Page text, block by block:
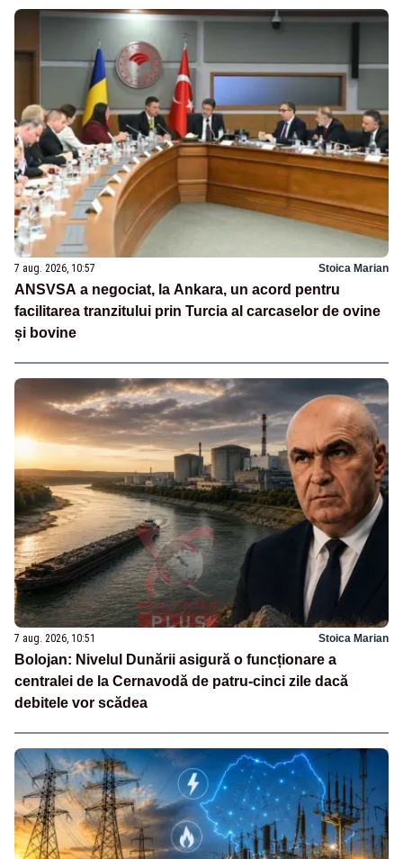
7 aug. 2026, 10:57 Stoica Marian
ANSVSA a negociat, la Ankara, un acord pentru
facilitarea tranzitului prin Turcia al carcaselor de ovine
și bovine
7 aug. 2026, 10:51 Stoica Marian
Bolojan: Nivelul Dunării asigură o funcționare a
centralei de la Cernavodă de patru-cinci zile dacă
debitele vor scădea